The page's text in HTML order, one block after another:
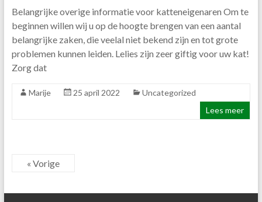
Belangrijke overige informatie voor katteneigenaren Om te
beginnen willen wij u op de hoogte brengen van een aantal
belangrijke zaken, die veelal niet bekend zijn en tot grote
problemen kunnen leiden. Lelies zijn zeer giftig voor uw kat!
Zorg dat
Marije 25 april 2022
Uncategorized
Lees meer
« Vorige